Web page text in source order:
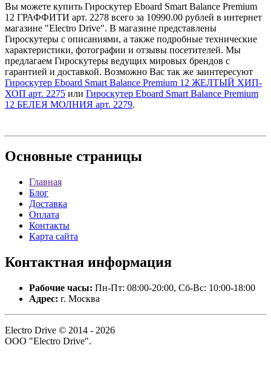
Вы можете купить Гироскутер Eboard Smart Balance Premium
12 ГРАФФИТИ арт. 2278 всего за 10990.00 рублей в интернет
магазине "Electro Drive". В магазине представлены
Гироскутеры с описаниями, а также подробные технические
характеристики, фотографии и отзывы посетителей. Мы
предлагаем Гироскутеры ведущих мировых брендов с
гарантией и доставкой. Возможно Вас так же заинтересуют
Гироскутер Eboard Smart Balance Premium 12 ЖЕЛТЫЙ ХИП-
ХОП арт. 2275 или Гироскутер Eboard Smart Balance Premium
12 БЕЛЕЯ МОЛНИЯ арт. 2279.
Основные страницы
Главная
Блог
Доставка
Оплата
Контакты
Карта сайта
Контактная информация
Рабочие часы: Пн-Пт: 08:00-20:00, Сб-Вс: 10:00-18:00
Адрес: г. Москва
Electro Drive © 2014 - 2026
ООО "Electro Drive".